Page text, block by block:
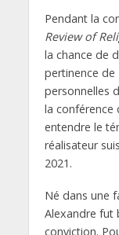
Pendant la
Review of
la chance de
pertinence de
personnelles
la conférence
entendre le
réalisateur
2021.
Né dans une
Alexandre fut
conviction.